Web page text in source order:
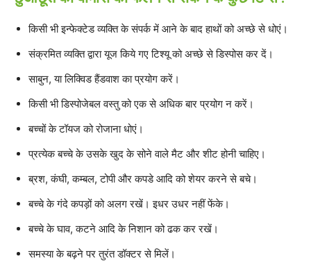
किसी भी इन्फेक्टेड व्यक्ति के संपर्क में आने के बाद हाथों को अच्छे से धोएं।
संक्रमित व्यक्ति द्वारा यूज किये गए टिश्यू को अच्छे से डिस्पोस कर दें।
साबुन, या लिक्विड हैंडवाश का प्रयोग करें।
किसी भी डिस्पोजेबल वस्तु को एक से अधिक बार प्रयोग न करें।
बच्चों के टॉयज को रोजाना धोएं।
प्रत्येक बच्चे के उसके खुद के सोने वाले मैट और शीट होनी चाहिए।
ब्रश, कंघी, कम्बल, टोपी और कपडे आदि को शेयर करने से बचे।
बच्चे के गंदे कपड़ों को अलग रखें। इधर उधर नहीं फेंके।
बच्चे के घाव, कटने आदि के निशान को ढक कर रखें।
समस्या के बढ़ने पर तुरंत डॉक्टर से मिलें।